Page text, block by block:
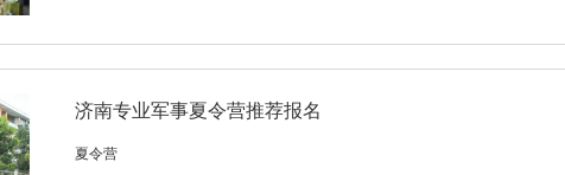
济南专业军事夏令营推荐报名
夏令营